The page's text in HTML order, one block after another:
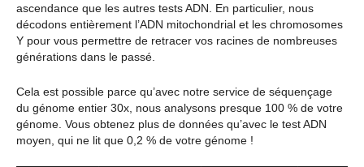
ascendance que les autres tests ADN. En particulier, nous
décodons entièrement l’ADN mitochondrial et les chromosomes
Y pour vous permettre de retracer vos racines de nombreuses
générations dans le passé.
Cela est possible parce qu’avec notre service de séquençage
du génome entier 30x, nous analysons presque 100 % de votre
génome. Vous obtenez plus de données qu’avec le test ADN
moyen, qui ne lit que 0,2 % de votre génome !